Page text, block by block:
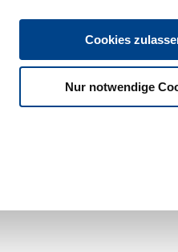
Cookies
Nur notwendige